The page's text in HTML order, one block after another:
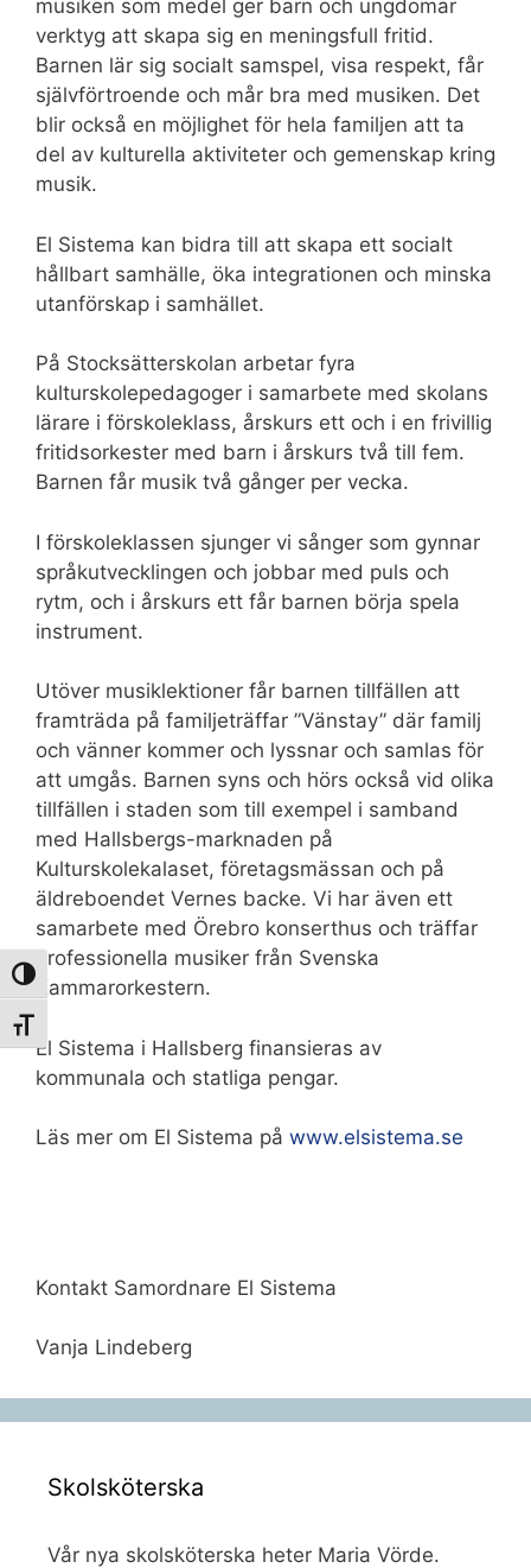
Slå på/av hög kontrast
Slå på/av textstorlek
musiken som medel ger barn och ungdomar
verktyg att skapa sig en meningsfull fritid.
Barnen lär sig socialt samspel, visa respekt, får
självförtroende och mår bra med musiken. Det
blir också en möjlighet för hela familjen att ta
del av kulturella aktiviteter och gemenskap kring
musik.
El Sistema kan bidra till att skapa ett socialt
hållbart samhälle, öka integrationen och minska
utanförskap i samhället.
På Stocksätterskolan arbetar fyra
kulturskolepedagoger i samarbete med skolans
lärare i förskoleklass, årskurs ett och i en frivillig
fritidsorkester med barn i årskurs två till fem.
Barnen får musik två gånger per vecka.
I förskoleklassen sjunger vi sånger som gynnar
språkutvecklingen och jobbar med puls och
rytm, och i årskurs ett får barnen börja spela
instrument.
Utöver musiklektioner får barnen tillfällen att
framträda på familjeträffar ”Vänstay” där familj
och vänner kommer och lyssnar och samlas för
att umgås. Barnen syns och hörs också vid olika
tillfällen i staden som till exempel i samband
med Hallsbergs-marknaden på
Kulturskolekalaset, företagsmässan och på
äldreboendet Vernes backe. Vi har även ett
samarbete med Örebro konserthus och träffar
professionella musiker från Svenska
Kammarorkestern.
El Sistema i Hallsberg finansieras av
kommunala och statliga pengar.
Läs mer om El Sistema på www.elsistema.se
Kontakt Samordnare El Sistema
Vanja Lindeberg
Skolsköterska
Vår nya skolsköterska heter Maria Vörde.